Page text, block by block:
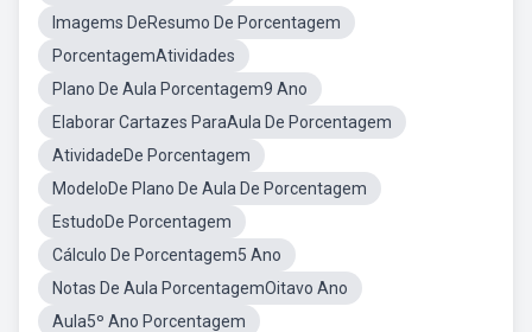
Imagems DeResumo De Porcentagem
PorcentagemAtividades
Plano De Aula Porcentagem9 Ano
Elaborar Cartazes ParaAula De Porcentagem
AtividadeDe Porcentagem
ModeloDe Plano De Aula De Porcentagem
EstudoDe Porcentagem
Cálculo De Porcentagem5 Ano
Notas De Aula PorcentagemOitavo Ano
Aula5º Ano Porcentagem